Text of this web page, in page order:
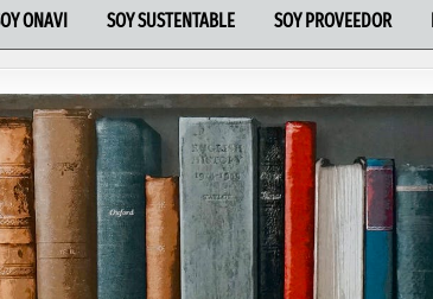
ONAVI SOY SUSTENTABLE SOY PROVEEDOR